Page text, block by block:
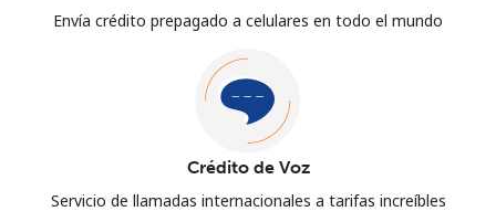
Envía crédito prepagado a celulares en todo el mundo
Crédito de Voz
Servicio de llamadas internacionales a tarifas increíbles